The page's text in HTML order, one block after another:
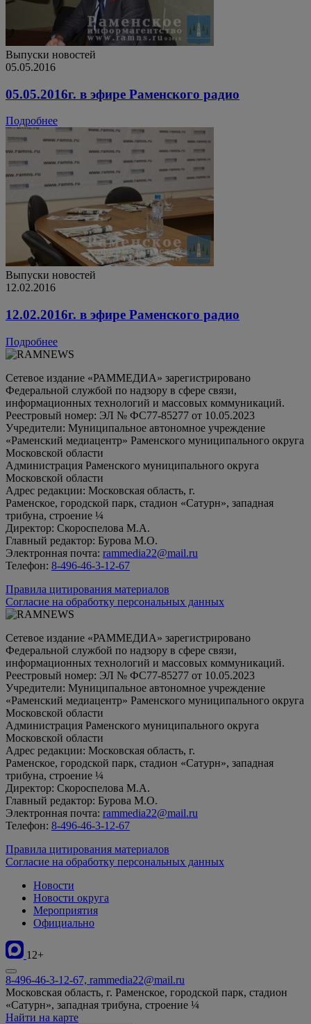
Выпуски новостей
05.05.2016
05.05.2016г. в эфире Раменского радио
Подробнее
Выпуски новостей
12.02.2016
12.02.2016г. в эфире Раменского радио
Подробнее
Сетевое издание «РАММЕДИА» зарегистрировано
Федеральной службой по надзору в сфере связи,
информационных технологий и массовых коммуникаций.
Реестровый номер: ЭЛ № ФС77-85277 от 10.05.2023
Учредители: Муниципальное автономное учреждение
«Раменский медиацентр» Раменского муниципального округа
Московской области
Администрация Раменского муниципального округа
Московской области
Адрес редакции: Московская область, г.
Раменское, городской парк, стадион «Сатурн», западная
трибуна, строение ¼
Директор: Скороспелова М.А.
Главный редактор: Бурова М.О.
Электронная почта: rammedia22@mail.ru
Телефон: 8-496-46-3-12-67
Правила цитирования материалов
Согласие на обработку персональных данных
Сетевое издание «РАММЕДИА» зарегистрировано
Федеральной службой по надзору в сфере связи,
информационных технологий и массовых коммуникаций.
Реестровый номер: ЭЛ № ФС77-85277 от 10.05.2023
Учредители: Муниципальное автономное учреждение
«Раменский медиацентр» Раменского муниципального округа
Московской области
Администрация Раменского муниципального округа
Московской области
Адрес редакции: Московская область, г.
Раменское, городской парк, стадион «Сатурн», западная
трибуна, строение ¼
Директор: Скороспелова М.А.
Главный редактор: Бурова М.О.
Электронная почта: rammedia22@mail.ru
Телефон: 8-496-46-3-12-67
Правила цитирования материалов
Согласие на обработку персональных данных
Новости
Новости округа
Мероприятия
Официально
12+
8-496-46-3-12-67, rammedia22@mail.ru
Московская область, г. Раменское, городской парк, стадион
«Сатурн», западная трибуна, строение ¼
Найти на карте